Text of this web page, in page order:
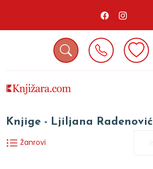
Knjige - Ljiljana Radenović
Žanrovi